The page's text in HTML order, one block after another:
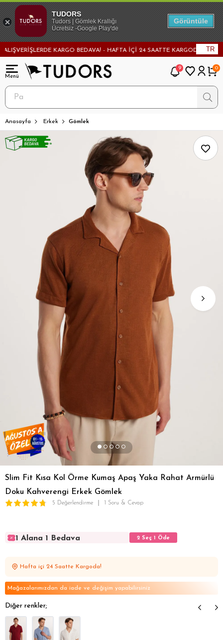
KARGO BEDAVA! - HAFTA İÇİ 24 SAATTE KARGODA! - TR
9 0
Anasayfa Erkek Gömlek
Slim Fit Kısa Kol Örme Kumaş Apaş Yaka Rahat Armürlü
Doku Kahverengi Erkek Gömlek
5 Değerlendirme 1 Soru & Cevap
1 Alana 1 Bedava 2 Seç 1 Öde
1 Alana 1 Bedava
Hafta içi 24 Saatte Kargoda!
Mağazalarımızdan da iade ve değişim yapabilirsiniz
Diğer renkler;
TUDORS
Tudors | Gömlek Krallığı
Ücretsiz -Google Play'de
Görüntüle